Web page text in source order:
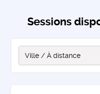
Sessions